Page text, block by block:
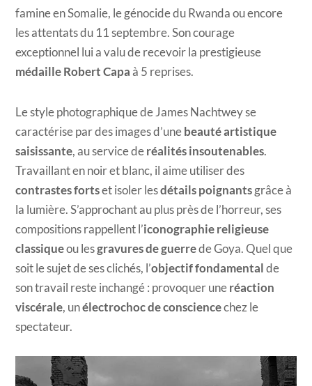
famine en Somalie, le génocide du Rwanda ou encore
les attentats du 11 septembre. Son courage
exceptionnel lui a valu de recevoir la prestigieuse
médaille Robert Capa à 5 reprises.
Le style photographique de James Nachtwey se
caractérise par des images d’une beauté artistique
saisissante, au service de réalités insoutenables.
Travaillant en noir et blanc, il aime utiliser des
contrastes fortset isoler lesdétails poignants grâce à
la lumière. S’approchant au plus près de l’horreur, ses
compositions rappellent l’iconographie religieuse
classiqueou lesgravures de guerrede Goya. Quel que
soit le sujet de ses clichés, l’objectif fondamentalde
son travail reste inchangé : provoquer une réaction
viscérale, unélectrochoc de consciencechez le
spectateur.